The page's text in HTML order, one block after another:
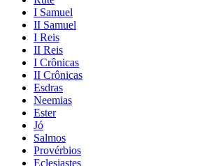
I Samuel
II Samuel
I Reis
II Reis
I Crônicas
II Crônicas
Esdras
Neemias
Ester
Jó
Salmos
Provérbios
Eclesiastes